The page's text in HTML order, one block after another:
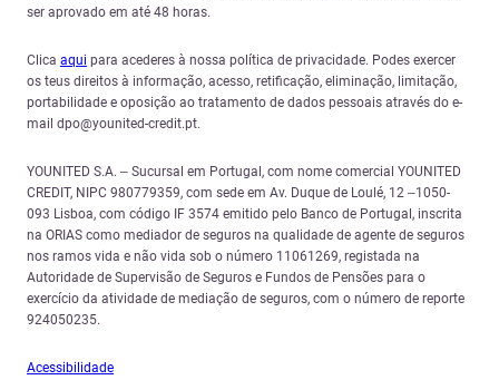
ser aprovado em até 48 horas.
Clica aqui para acederes à nossa política de privacidade. Podes exercer
os teus direitos à informação, acesso, retificação, eliminação, limitação,
portabilidade e oposição ao tratamento de dados pessoais através do e-
mail dpo@younited-credit.pt.
YOUNITED S.A. – Sucursal em Portugal, com nome comercial YOUNITED
CREDIT, NIPC 980779359, com sede em Av. Duque de Loulé, 12 –1050-
093 Lisboa, com código IF 3574 emitido pelo Banco de Portugal, inscrita
na ORIAS como mediador de seguros na qualidade de agente de seguros
nos ramos vida e não vida sob o número 11061269, registada na
Autoridade de Supervisão de Seguros e Fundos de Pensões para o
exercício da atividade de mediação de seguros, com o número de reporte
924050235.
Acessibilidade